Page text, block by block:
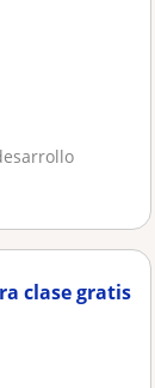
clase gratis